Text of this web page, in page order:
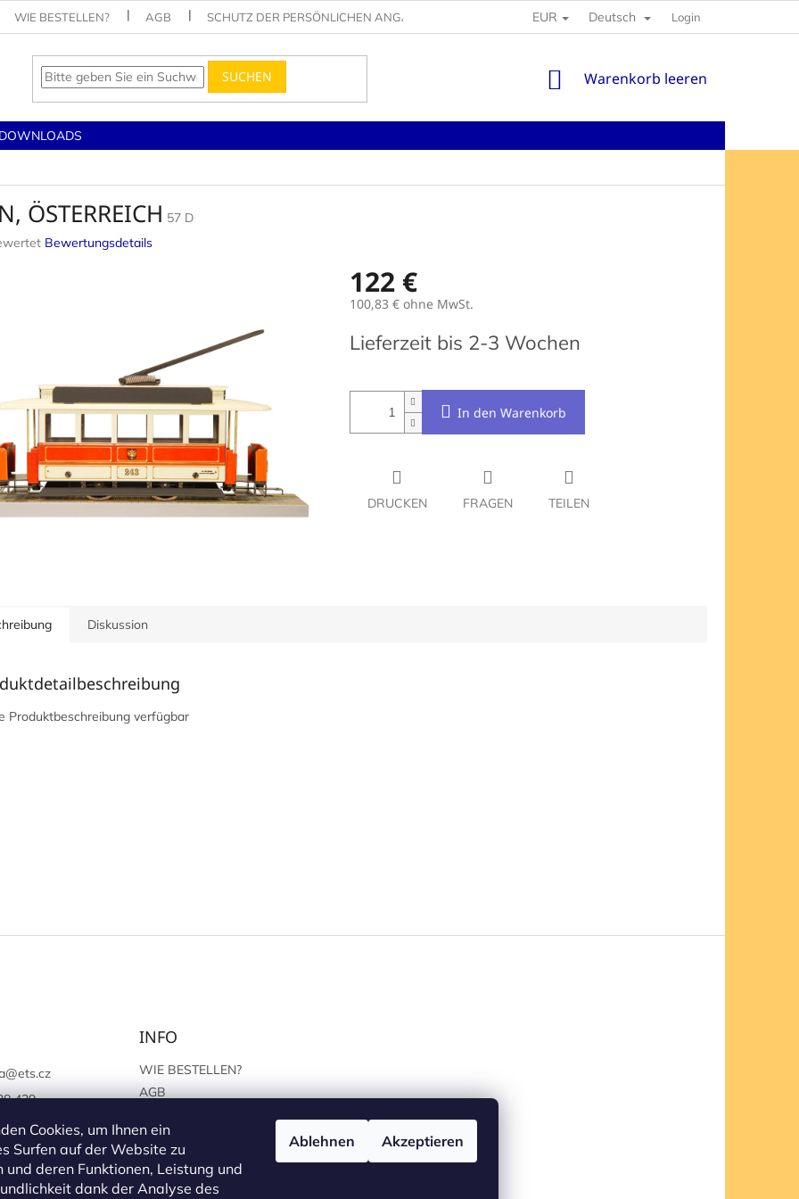
Cookies, um Ihnen ein
Surfen auf der Website zu
und deren Funktionen, Leistung und
dank der Analyse des
Ablehnen Akzeptieren
WIE BESTELLEN? AGB SCHUTZ DER PERSÖNLICHEN ANGABEN EUR Deutsch Login
SUCHEN WARENKORB
Warenkorb leeren
DOWNLOADS
ÖSTERREICH 57 D
Bewertungsdetails
122 €
100,83 € ohne MwSt.
Lieferzeit bis 2-3 Wochen
In den Warenkorb
DRUCKEN FRAGEN TEILEN
Diskussion
Produktbeschreibung verfügbar
@ets.cz
439
www.facebook.c
INFO
WIE BESTELLEN?
AGB
PERSÖNLICHEN ANGABEN